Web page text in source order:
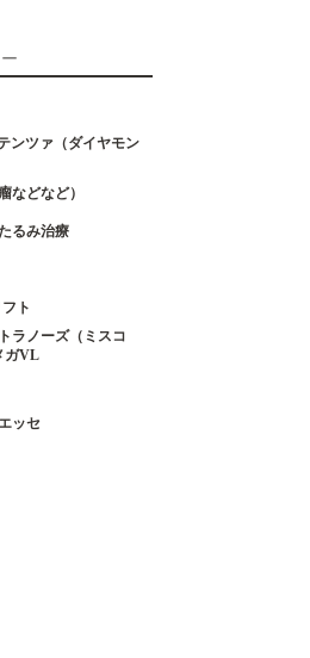
ンツァ（ダイヤモン
などなど）
るみ治療
ト
ラノーズ（ミスコ
ガVL
ッセ